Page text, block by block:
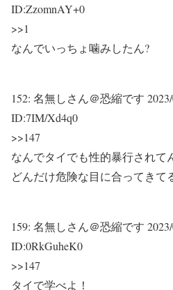
ID:ZzomnAY+0
>>1
なんでいっちょ噛みしたん?
152: 名無しさん＠恐縮です
ID:7IM/Xd4q0
>>147
なんでタイでも性的暴行されて
どんだけ危険な目に合ってきて
159: 名無しさん＠恐縮です
ID:0RkGuheK0
>>147
タイで学べよ！